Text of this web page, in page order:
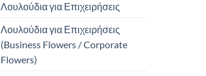
Λουλούδια για Επιχειρήσεις
Λουλούδια για Επιχειρήσεις
(Business Flowers / Corporate
Flowers)